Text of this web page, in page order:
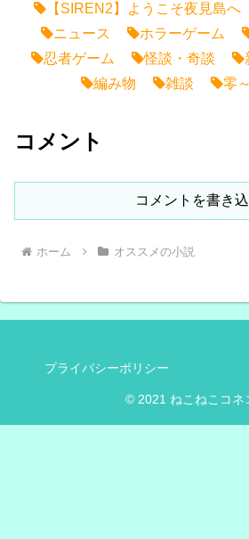
【SIREN2】ようこそ夜見島へ
ニュース
ホラーゲーム
忍者ゲーム
怪談・奇談
編み物
雑談 零
コメント
コメントを書き
ホーム オススメの小説
プライバシーポリシー
© 2021 ねこねこコネ